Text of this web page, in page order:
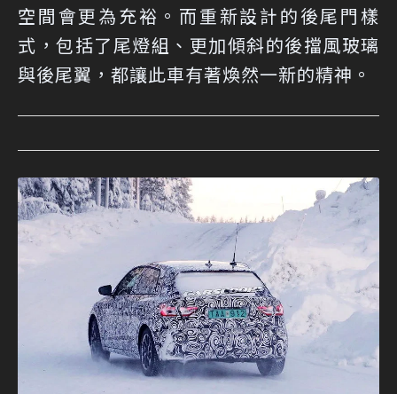
空間會更為充裕。而重新設計的後尾門樣
式，包括了尾燈組、更加傾斜的後擋風玻璃
與後尾翼，都讓此車有著煥然一新的精神。